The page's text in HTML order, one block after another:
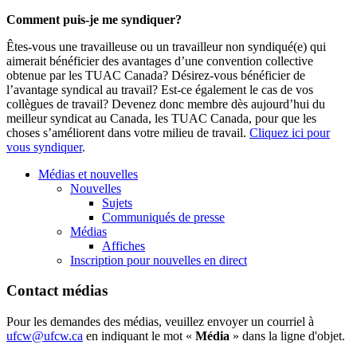
Comment puis-je me syndiquer?
Êtes-vous une travailleuse ou un travailleur non syndiqué(e) qui
aimerait bénéficier des avantages d’une convention collective
obtenue par les TUAC Canada? Désirez-vous bénéficier de
l’avantage syndical au travail? Est-ce également le cas de vos
collègues de travail? Devenez donc membre dès aujourd’hui du
meilleur syndicat au Canada, les TUAC Canada, pour que les
choses s’améliorent dans votre milieu de travail. Cliquez ici pour
vous syndiquer.
Médias et nouvelles
Nouvelles
Sujets
Communiqués de presse
Médias
Affiches
Inscription pour nouvelles en direct
Contact médias
Pour les demandes des médias, veuillez envoyer un courriel à
ufcw@ufcw.ca en indiquant le mot « Média » dans la ligne d'objet.